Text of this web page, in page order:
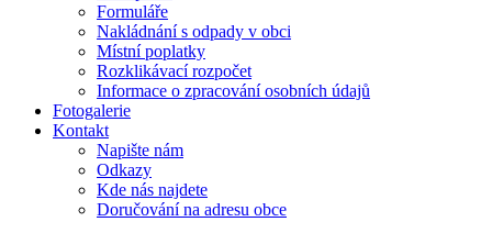
Formuláře
Nakládnání s odpady v obci
Místní poplatky
Rozklikávací rozpočet
Informace o zpracování osobních údajů
Fotogalerie
Kontakt
Napište nám
Odkazy
Kde nás najdete
Doručování na adresu obce